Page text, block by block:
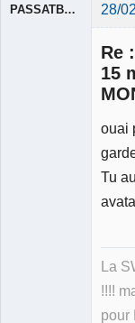
PASSATBLANCHE 28/
Re
15
ouai
Tu
La
!!!!
pour